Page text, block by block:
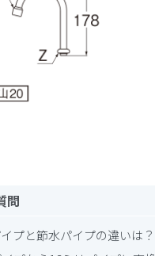
問
プと節水パイプの違いは？